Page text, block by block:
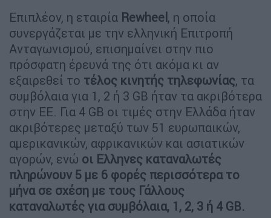
Επιπλέον, η εταιρία Rewheel , η οποία
συνεργάζεται με την ελληνική Επιτροπή
Ανταγωνισμού, επισημαίνει στην πιο
πρόσφατη έρευνά της ότι ακόμα κι αν
εξαιρεθεί το τέλος κινητής τηλεφωνίας, τα
συμβόλαια για 1, 2 ή 3 GB ήταν τα ακριβότερα
στην ΕΕ. Για 4 GB οι τιμές στην Ελλάδα ήταν
ακριβότερες μεταξύ των 51 ευρωπαικών,
αμερικανικών, αφρικανικών και ασιατικών
αγορών, ενώ οι Ελληνες καταναλωτές
πληρώνουν 5 με 6 φορές περισσότερα το
μήνα σε σχέση με τους Γάλλους
καταναλωτές για συμβόλαια, 1, 2, 3 ή 4 GB.